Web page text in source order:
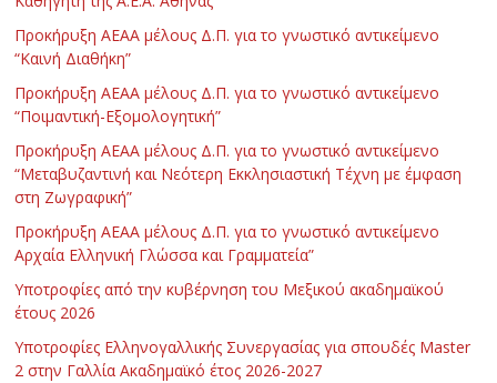
Προκήρυξη ΑΕΑΑ μέλους Δ.Π. για το γνωστικό αντικείμενο
“Καινή Διαθήκη”
Προκήρυξη ΑΕΑΑ μέλους Δ.Π. για το γνωστικό αντικείμενο
“Ποιμαντική-Εξομολογητική”
Προκήρυξη ΑΕΑΑ μέλους Δ.Π. για το γνωστικό αντικείμενο
“Μεταβυζαντινή και Νεότερη Εκκλησιαστική Τέχνη με έμφαση
στη Ζωγραφική”
Προκήρυξη ΑΕΑΑ μέλους Δ.Π. για το γνωστικό αντικείμενο
Αρχαία Ελληνική Γλώσσα και Γραμματεία”
Υποτροφίες από την κυβέρνηση του Μεξικού ακαδημαϊκού
έτους 2026
Υποτροφίες Ελληνογαλλικής Συνεργασίας για σπουδές Master
2 στην Γαλλία Ακαδημαϊκό έτος 2026-2027